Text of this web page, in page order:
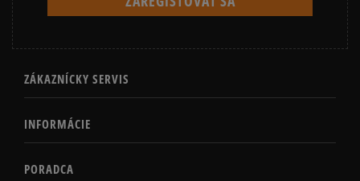
ZÁKAZNÍCKY SERVIS
INFORMÁCIE
PORADCA